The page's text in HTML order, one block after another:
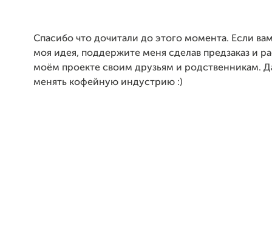
Спасибо что дочитали до этого момента. Если
моя идея, поддержите меня сделав предзаказ и
моём проекте своим друзьям и родственникам.
менять кофейную индустрию :)